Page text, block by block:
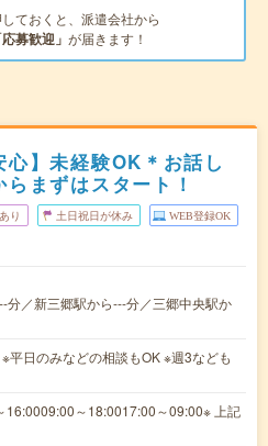
しておくと、派遣会社から
応募歓迎」 が届きます！
心】未経験OK＊お話し
まずはスタート！
り 土日祝日が休み WEB登録OK
分／新三郷駅から---分／三郷中央駅か
平日のみなどの相談もOK ※週3なども
16:0009:00～18:0017:00～09:00※ 上記